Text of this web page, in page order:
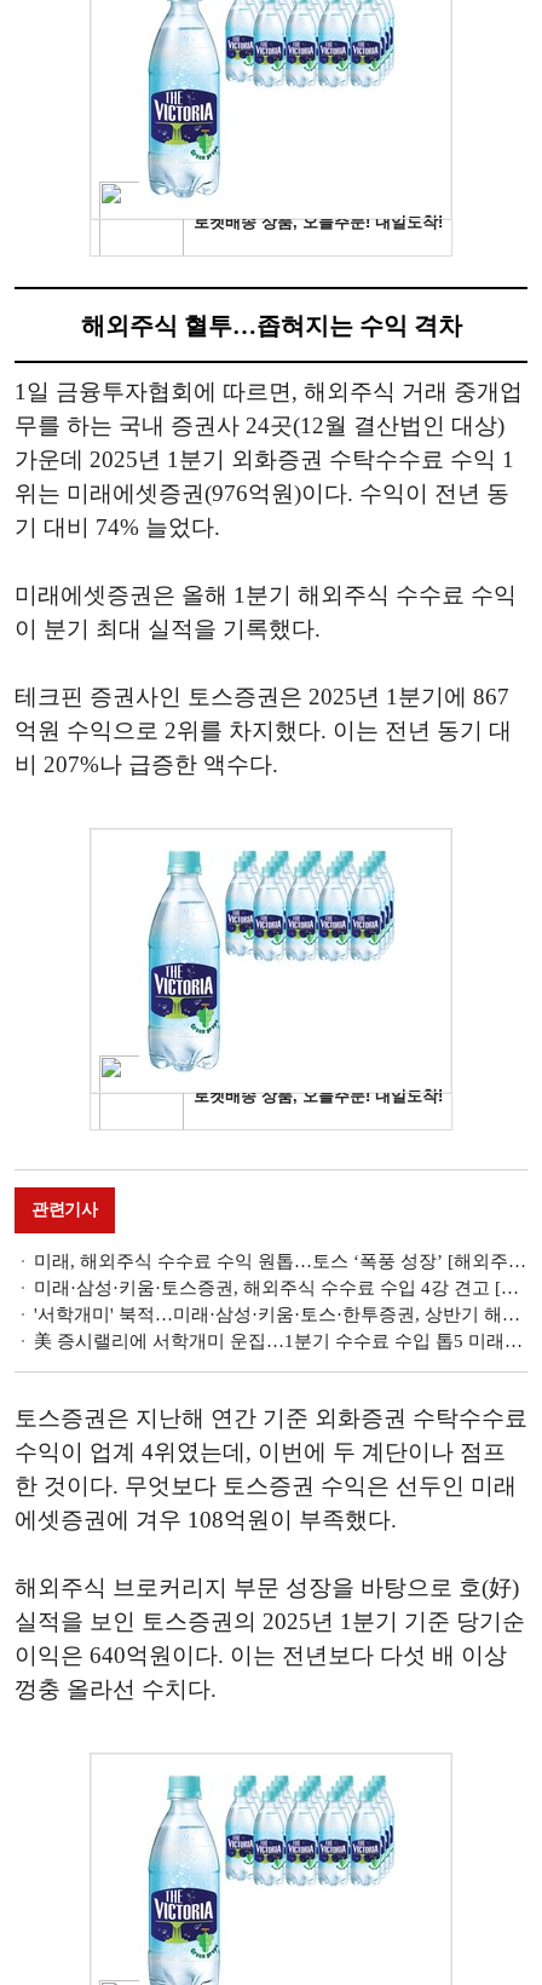
해외주식 혈투…좁혀지는 수익 격차
1일 금융투자협회에 따르면, 해외주식 거래 중개업
무를 하는 국내 증권사 24곳(12월 결산법인 대상)
가운데 2025년 1분기 외화증권 수탁수수료 수익 1
위는 미래에셋증권(976억원)이다. 수익이 전년 동
기 대비 74% 늘었다.
미래에셋증권은 올해 1분기 해외주식 수수료 수익
이 분기 최대 실적을 기록했다.
테크핀 증권사인 토스증권은 2025년 1분기에 867
억원 수익으로 2위를 차지했다. 이는 전년 동기 대
비 207%나 급증한 액수다.
관련기사
미래, 해외주식 수수료 수익 원톱…토스 ‘폭풍 성장’ [해외주식 랭킹]
미래·삼성·키움·토스증권, 해외주식 수수료 수입 4강 견고 [해외주식 랭킹]
'서학개미' 북적…미래·삼성·키움·토스·한투증권, 상반기 해외주식 수수료 수입 톱5 [해외주식 랭킹]
美 증시랠리에 서학개미 운집…1분기 수수료 수입 톱5 미래·삼성·키움·토스·한투證 [해외주식 랭킹]
토스증권은 지난해 연간 기준 외화증권 수탁수수료
수익이 업계 4위였는데, 이번에 두 계단이나 점프
한 것이다. 무엇보다 토스증권 수익은 선두인 미래
에셋증권에 겨우 108억원이 부족했다.
해외주식 브로커리지 부문 성장을 바탕으로 호(好)
실적을 보인 토스증권의 2025년 1분기 기준 당기순
이익은 640억원이다. 이는 전년보다 다섯 배 이상
껑충 올라선 수치다.